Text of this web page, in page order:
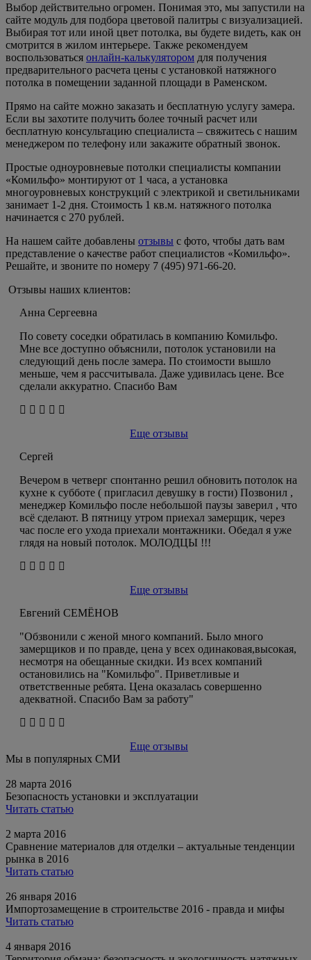
Выбор действительно огромен. Понимая это, мы запустили на
сайте модуль для подбора цветовой палитры с визуализацией.
Выбирая тот или иной цвет потолка, вы будете видеть, как он
смотрится в жилом интерьере. Также рекомендуем
воспользоваться онлайн-калькулятором для получения
предварительного расчета цены с установкой натяжного
потолка в помещении заданной площади в Раменском.
Прямо на сайте можно заказать и бесплатную услугу замера.
Если вы захотите получить более точный расчет или
бесплатную консультацию специалиста – свяжитесь с нашим
менеджером по телефону или закажите обратный звонок.
Простые одноуровневые потолки специалисты компании
«Комильфо» монтируют от 1 часа, а установка
многоуровневых конструкций с электрикой и светильниками
занимает 1-2 дня. Стоимость 1 кв.м. натяжного потолка
начинается с 270 рублей.
На нашем сайте добавлены отзывы с фото, чтобы дать вам
представление о качестве работ специалистов «Комильфо».
Решайте, и звоните по номеру 7 (495) 971-66-20.
Отзывы наших клиентов:
Анна Сергеевна
По совету соседки обратилась в компанию Комильфо.
Мне все доступно объяснили, потолок установили на
следующий день после замера. По стоимости вышло
меньше, чем я рассчитывала. Даже удивилась цене. Все
сделали аккуратно. Спасибо Вам
Еще отзывы
Сергей
Вечером в четверг спонтанно решил обновить потолок на
кухне к субботе ( пригласил девушку в гости) Позвонил ,
менеджер Комильфо после небольшой паузы заверил , что
всё сделают. В пятницу утром приехал замерщик, через
час после его ухода приехали монтажники. Обедал я уже
глядя на новый потолок. МОЛОДЦЫ !!!
Еще отзывы
Евгений СЕМЁНОВ
"Обзвонили с женой много компаний. Было много
замерщиков и по правде, цена у всех одинаковая,высокая,
несмотря на обещанные скидки. Из всех компаний
остановились на "Комильфо". Приветливые и
ответственные ребята. Цена оказалась совершенно
адекватной. Спасибо Вам за работу"
Еще отзывы
Мы в популярных СМИ
28 марта 2016
Безопасность установки и эксплуатации
Читать статью
2 марта 2016
Сравнение материалов для отделки – актуальные тенденции
рынка в 2016
Читать статью
26 января 2016
Импортозамещение в строительстве 2016 - правда и мифы
Читать статью
4 января 2016